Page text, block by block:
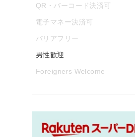
QR・バーコード決済可
電子マネー決済可
バリアフリー
男性歓迎
Foreigners Welcome